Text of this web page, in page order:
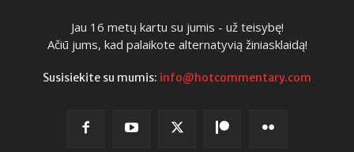
Jau 16 metų kartu su jumis - už teisybę!
Ačiū jums, kad palaikote alternatyvią žiniasklaidą!
Susisiekite su mumis: info@hotcommentary.com